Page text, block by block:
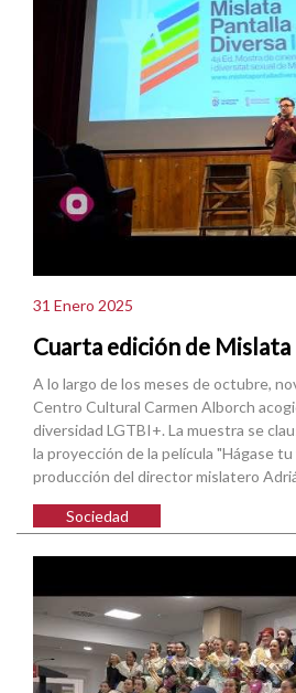
31 Enero 2025
Cuarta edición de
A lo largo de los meses de octubre,
Centro Cultural Carmen Alborch
diversidad LGTBI+. La muestra se
la proyección de la película "Hágase
producción del director mislatero
Sociedad